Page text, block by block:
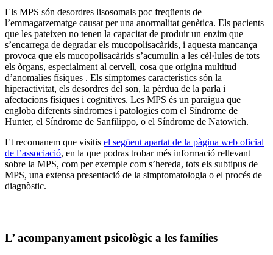
Els MPS són desordres lisosomals poc freqüents de
l’emmagatzematge causat per una anormalitat genètica. Els pacients
que les pateixen no tenen la capacitat de produir un enzim que
s’encarrega de degradar els mucopolisacàrids, i aquesta mancança
provoca que els mucopolisacàrids s’acumulin a les cèl·lules de tots
els òrgans, especialment al cervell, cosa que origina multitud
d’anomalies físiques . Els símptomes característics són la
hiperactivitat, els desordres del son, la pèrdua de la parla i
afectacions físiques i cognitives. Les MPS és un paraigua que
engloba diferents síndromes i patologies com el Síndrome de
Hunter, el Síndrome de Sanfilippo, o el Síndrome de Natowich.
Et recomanem que visitis el següent apartat de la pàgina web oficial
de l’associació, en la que podras trobar més informació rellevant
sobre la MPS, com per exemple com s’hereda, tots els subtipus de
MPS, una extensa presentació de la simptomatologia o el procés de
diagnòstic.
L’ acompanyament psicològic a les famílies